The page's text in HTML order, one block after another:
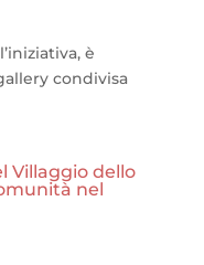
è
condivisa
Villaggio dello
nel